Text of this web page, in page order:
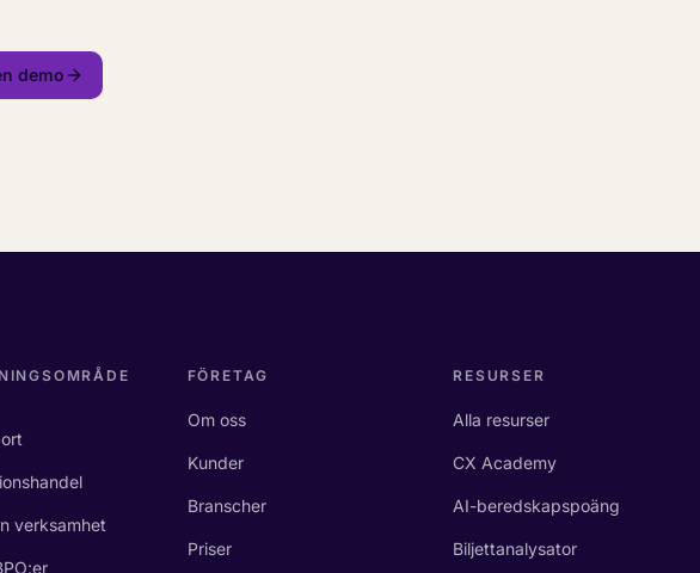
demo
verksamhet
FÖRETAG
Om oss
Kunder
Branscher
Priser
RESURSER
Alla resurser
CX Academy
AI-beredskapspoäng
Biljettanalysator